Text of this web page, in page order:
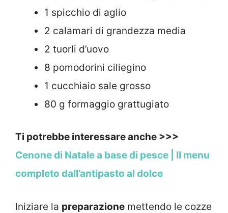
1 spicchio di aglio
2 calamari di grandezza media
2 tuorli d’uovo
8 pomodorini ciliegino
1 cucchiaio sale grosso
80 g formaggio grattugiato
Ti potrebbe interessare anche >>>
Cenone di Natale a base di pesce | Il menu
completo dall’antipasto al dolce
Iniziare la preparazione mettendo le cozze